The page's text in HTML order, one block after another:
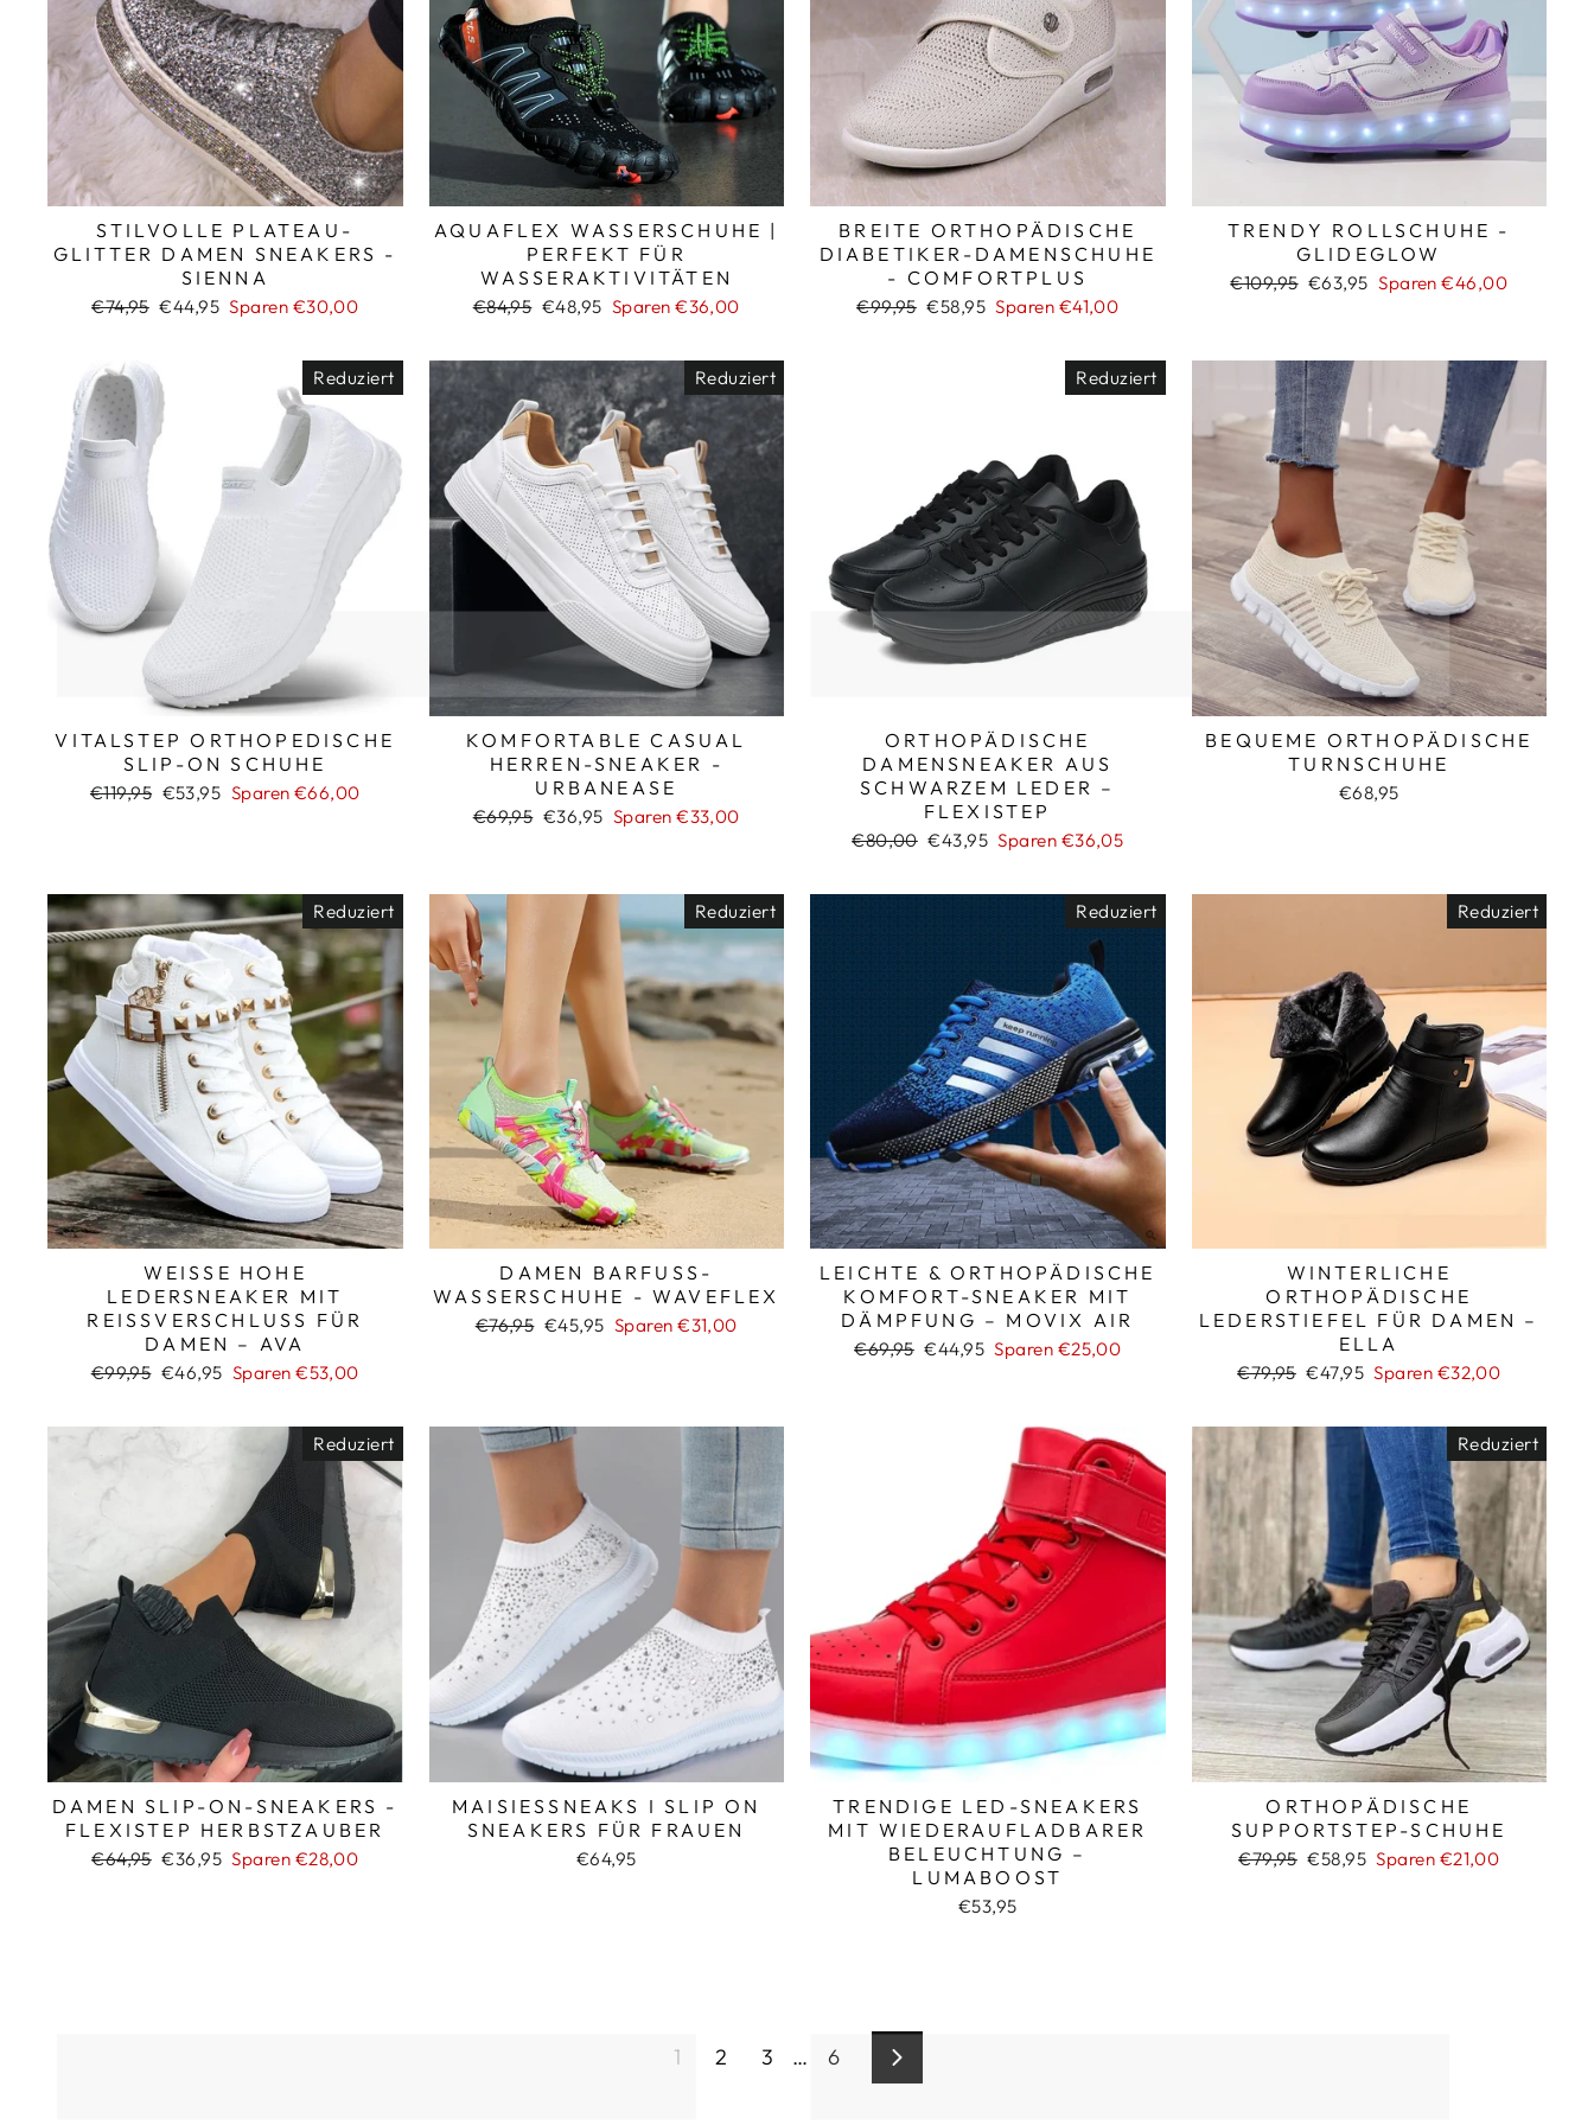
__
STILVOLLE PLATEAU-
GLITTER DAMEN SNEAKERS -
SIENNA
Normaler
€74,95 Sonderpreis
€44,95 Sparen €30,00
AQUAFLEX WASSERSCHUHE |
PERFEKT FÜR
WASSERAKTIVITÄTEN
Normaler
€84,95 Sonderpreis
€48,95 Sparen €36,00
BREITE ORTHOPÄDISCHE
DIABETIKER-DAMENSCHUHE
- COMFORTPLUS
Normaler
€99,95 Sonderpreis
€58,95 Sparen €41,00
TRENDY ROLLSCHUHE -
GLIDEGLOW
Normaler
€109,95 Sonderpreis
€63,95 Sparen €46,00
Reduziert
VITALSTEP ORTHOPEDISCHE
SLIP-ON SCHUHE
Normaler
€119,95 Sonderpreis
€53,95 Sparen €66,00
Reduziert
KOMFORTABLE CASUAL
HERREN-SNEAKER -
URBANEASE
Normaler
€69,95 Sonderpreis
€36,95 Sparen €33,00
Reduziert
ORTHOPÄDISCHE
DAMENSNEAKER AUS
SCHWARZEM LEDER –
FLEXISTEP
Normaler
€80,00 Sonderpreis
€43,95 Sparen €36,05
BEQUEME ORTHOPÄDISCHE
TURNSCHUHE
€68,95
Reduziert
WEISSE HOHE L
EDERSNEAKER MIT R
EISSVERSCHLUSS FÜR DA
MEN – AVA
Normaler
€99,95 Sonderpreis
€46,95 Sparen €53,00
Reduziert
DAMEN BARFUSS-W
ASSERSCHUHE - WAVEFLEX
Normaler
€76,95 Sonderpreis
€45,95 Sparen €31,00
Reduziert
LEICHTE & ORTHOPÄDISCHE
KOMFORT-SNEAKER MIT
DÄMPFUNG – MOVIX AIR
Normaler
€69,95 Sonderpreis
€44,95 Sparen €25,00
Reduziert
WINTERLICHE
ORTHOPÄDISCHE
LEDERSTIEFEL FÜR DAMEN –
ELLA
Normaler
€79,95 Sonderpreis
€47,95 Sparen €32,00
Reduziert
DAMEN SLIP-ON-SNEAKERS -
FLEXISTEP HERBSTZAUBER
Normaler
€64,95 Sonderpreis
€36,95 Sparen €28,00
MAISIESSNEAKS I SLIP ON
SNEAKERS FÜR FRAUEN
€64,95
TRENDIGE LED-SNEAKERS
MIT WIEDERAUFLADBARER
BELEUCHTUNG –
LUMABOOST
€53,95
Reduziert
ORTHOPÄDISCHE
SUPPORTSTEP-SCHUHE
Normaler
€79,95 Sonderpreis
€58,95 Sparen €21,00
1 2 3 … 6 Vorwärts